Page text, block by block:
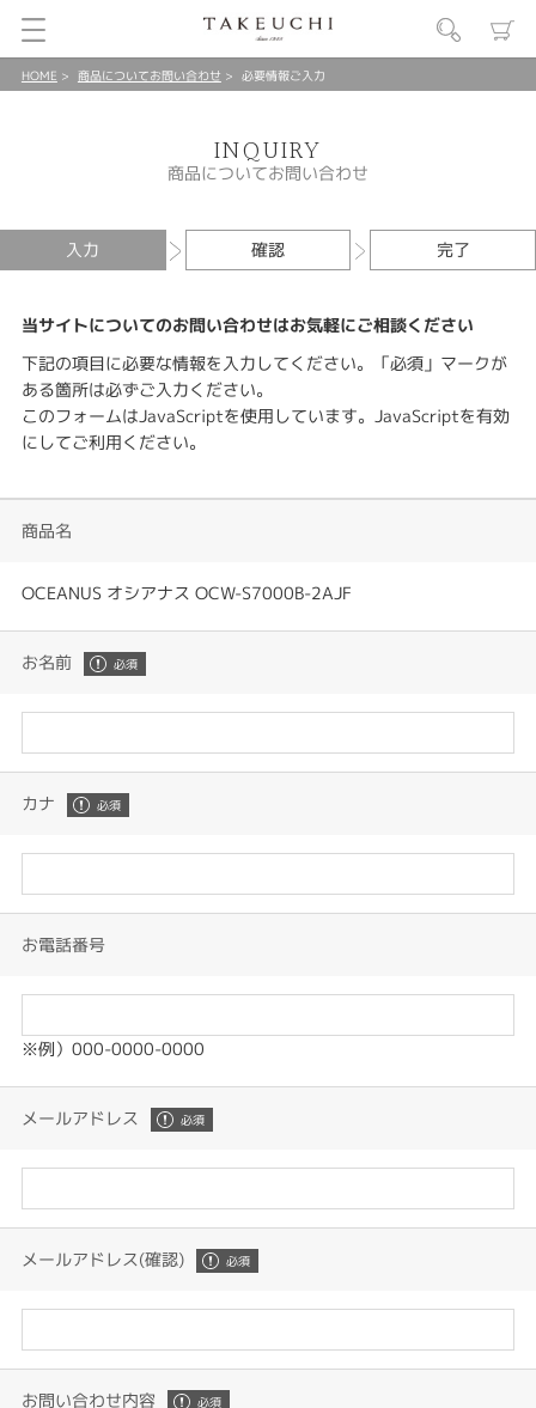
HOME 商品についてお問い合わせ 必要情報ご入力
INQUIRY
商品についてお問い合わせ
入力 確認 完了
当サイトについてのお問い合わせはお気軽にご相談ください
下記の項目に必要な情報を入力してください。「必須」マークが
ある箇所は必ずご入力ください。
このフォームはJavaScriptを使用しています。JavaScriptを有効
にしてご利用ください。
商品名
OCEANUS オシアナス OCW-S7000B-2AJF
お名前
カナ
お電話番号
※例）000-0000-0000
メールアドレス
メールアドレス(確認)
お問い合わせ内容